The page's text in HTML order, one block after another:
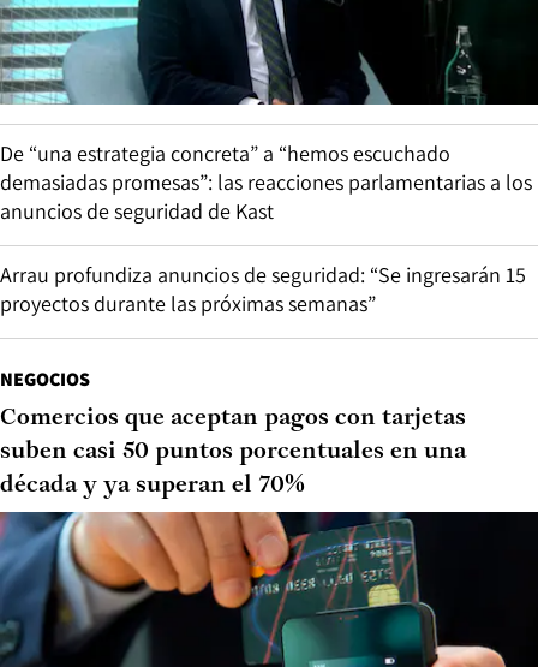
De “una estrategia concreta” a “hemos escuchado
demasiadas promesas”: las reacciones parlamentarias a los
anuncios de seguridad de Kast
Arrau profundiza anuncios de seguridad: “Se ingresarán 15
proyectos durante las próximas semanas”
NEGOCIOS
Comercios que aceptan pagos con tarjetas
suben casi 50 puntos porcentuales en una
década y ya superan el 70%